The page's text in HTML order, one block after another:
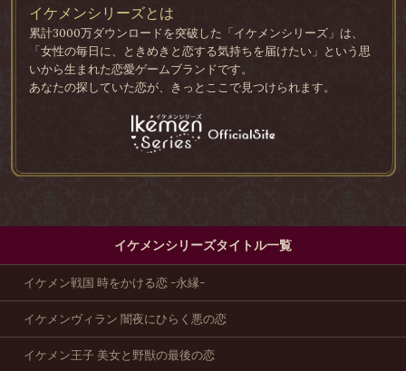
イケメンシリーズとは
累計3000万ダウンロードを突破した「イケメンシリーズ」は、
「女性の毎日に、ときめきと恋する気持ちを届けたい」という思
いから生まれた恋愛ゲームブランドです。
あなたの探していた恋が、きっとここで見つけられます。
イケメンシリーズタイトル一覧
イケメン戦国 時をかける恋 -永縁-
イケメンヴィラン 闇夜にひらく悪の恋
イケメン王子 美女と野獣の最後の恋